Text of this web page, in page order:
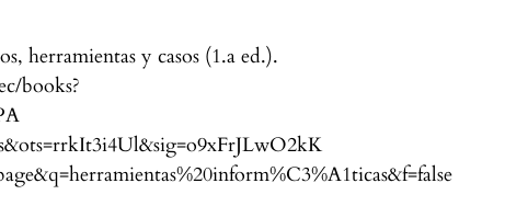
herramientas y casos (1.a ed.).
books?